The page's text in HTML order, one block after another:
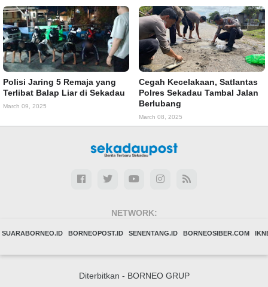
Polisi Jaring 5 Remaja yang
Terlibat Balap Liar di Sekadau
March 09, 2025
Cegah Kecelakaan, Satlantas
Polres Sekadau Tambal Jalan
Berlubang
March 08, 2025
NETWORK:
SUARABORNEO.ID BORNEOPOST.ID SENENTANG.ID BORNEOSIBER.COM
Diterbitkan - BORNEO GRUP